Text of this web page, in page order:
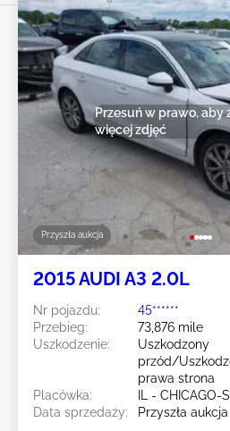
Przyszła aukcja
Przesuń w prawo, aby
więcej zdjęć
2015 AUDI A3 2.0L
Nr pojazdu:
45******
Przebieg:
73,876 mile
Uszkodzenie:
Uszkodzony
przód/
prawa strona
Placówka:
IL - CHICAGO-
Data sprzedaży:
Przyszła aukcja